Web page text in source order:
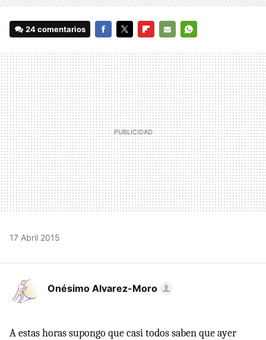
24 comentarios
MAIL
17 Abril 2015
Onésimo Alvarez-Moro
A estas horas supongo que casi todos saben que ayer